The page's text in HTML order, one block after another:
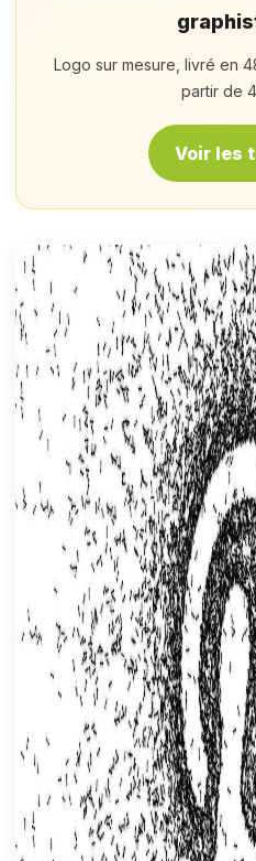
Logo sur mesure, livré en
partir de
Voir les